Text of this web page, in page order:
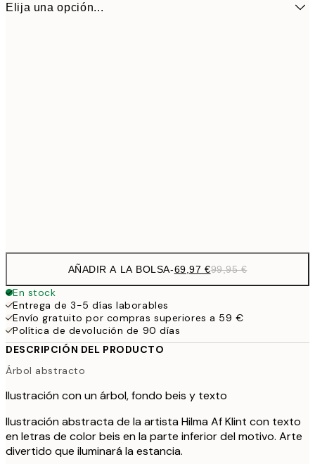
Elija una opción...
AÑADIR A LA BOLSA-69,97 €99,95 €
En stock
Entrega de 3-5 días laborables
Envío gratuito por compras superiores a 59 €
Política de devolución de 90 días
DESCRIPCIÓN DEL PRODUCTO
Árbol abstracto
Ilustración con un árbol, fondo beis y texto
Ilustración abstracta de la artista Hilma Af Klint con texto
en letras de color beis en la parte inferior del motivo. Arte
divertido que iluminará la estancia.